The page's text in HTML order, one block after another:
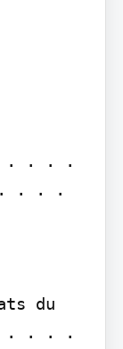
. . . .
. . .
du
. . . .